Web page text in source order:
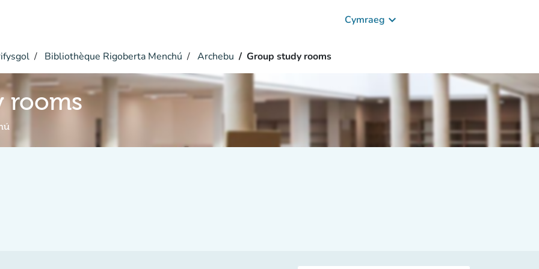
Cymraeg keyboard_arrow_down
Bibliothèque Rigoberta Menchú Archebu Group study rooms
rooms